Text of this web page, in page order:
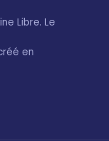
Libre. Le
en